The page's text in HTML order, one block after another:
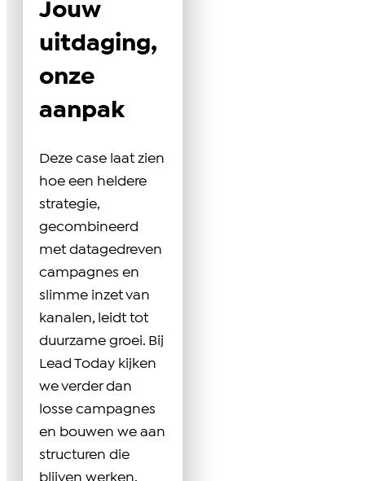
Jouw
uitdaging,
onze
aanpak
Deze case laat zien
hoe een heldere
strategie,
gecombineerd
met datagedreven
campagnes en
slimme inzet van
kanalen, leidt tot
duurzame groei. Bij
Lead Today kijken
we verder dan
losse campagnes
en bouwen we aan
structuren die
blijven werken.